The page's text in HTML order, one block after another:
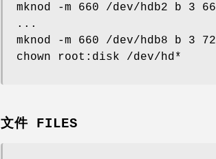
mknod -m 660 /dev/hdb2 b 3 66
...
mknod -m 660 /dev/hdb8 b 3 72
chown root:disk /dev/hd*
文件 FILES